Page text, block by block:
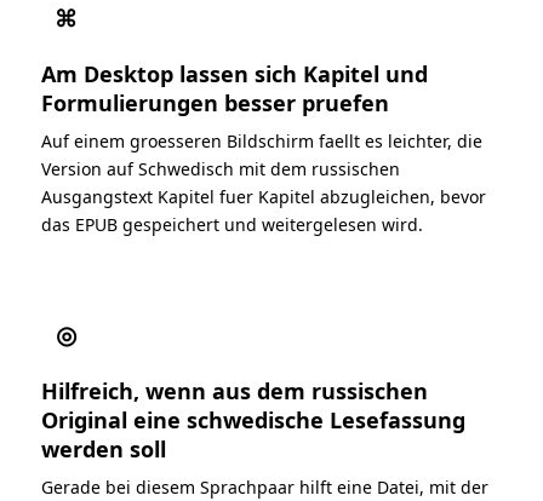
⌘
Am Desktop lassen sich Kapitel und
Formulierungen besser pruefen
Auf einem groesseren Bildschirm faellt es leichter, die
Version auf Schwedisch mit dem russischen
Ausgangstext Kapitel fuer Kapitel abzugleichen, bevor
das EPUB gespeichert und weitergelesen wird.
◎
Hilfreich, wenn aus dem russischen
Original eine schwedische Lesefassung
werden soll
Gerade bei diesem Sprachpaar hilft eine Datei, mit der